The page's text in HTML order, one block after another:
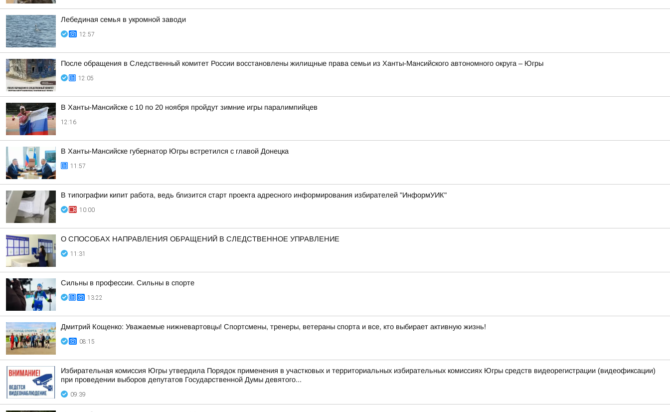
Лебединая семья в укромной заводи
12:57
После обращения в Следственный комитет России восстановлены жилищные права семьи из Ханты-Мансийского автономного округа – Югры
12:05
В Ханты-Мансийске с 10 по 20 ноября пройдут зимние игры паралимпийцев
12:16
В Ханты-Мансийске губернатор Югры встретился с главой Донецка
11:57
В типографии кипит работа, ведь близится старт проекта адресного информирования избирателей "ИнформУИК"
10:00
О СПОСОБАХ НАПРАВЛЕНИЯ ОБРАЩЕНИЙ В СЛЕДСТВЕННОЕ УПРАВЛЕНИЕ
11:31
Сильны в профессии. Сильны в спорте
13:22
Дмитрий Кощенко: Уважаемые нижневартовцы! Спортсмены, тренеры, ветераны спорта и все, кто выбирает активную жизнь!
08:15
Избирательная комиссия Югры утвердила Порядок применения в участковых и территориальных избирательных комиссиях Югры средств видеорегистрации (видеофиксации)
при проведении выборов депутатов Государственной Думы девятого...
09:39